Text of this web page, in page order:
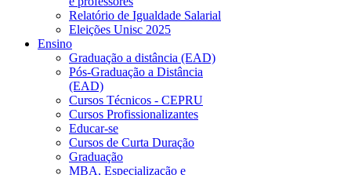
Relatório de Igualdade Salarial
Eleições Unisc 2025
Ensino
Graduação a distância (EAD)
Pós-Graduação a Distância
(EAD)
Cursos Técnicos - CEPRU
Cursos Profissionalizantes
Educar-se
Cursos de Curta Duração
Graduação
MBA, Especialização e